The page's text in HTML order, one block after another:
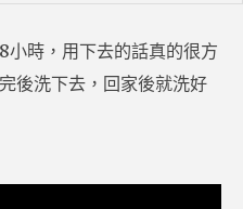
小時，用下去的話真的很方
後洗下去，回家後就洗好